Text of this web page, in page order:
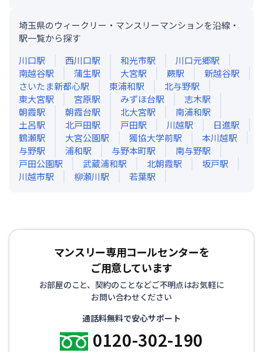
埼玉県のウィークリー・マンスリーマンションを沿線・
駅一覧から探す
川口駅 西川口駅 和光市駅 川口元郷駅
南越谷駅 蒲生駅 大宮駅 蕨駅 新越谷駅
さいたま新都心駅 東浦和駅 北与野駅
東大宮駅 宮原駅 みずほ台駅 志木駅
朝霞駅 朝霞台駅 北大宮駅 南浦和駅
土呂駅 北戸田駅 戸田駅 川越駅 日進駅
鶴瀬駅 大宮公園駅 獨協大学前駅 本川越駅
与野駅 浦和駅 与野本町駅 南与野駅
戸田公園駅 武蔵浦和駅 北朝霞駅 坂戸駅
川越市駅 柳瀬川駅 若葉駅
マンスリー専用コールセンターを
ご用意しています
お部屋のこと、契約のことなどご不明点はお気軽に
お問い合わせください
通話料無料で安心サポート
0120-302-190